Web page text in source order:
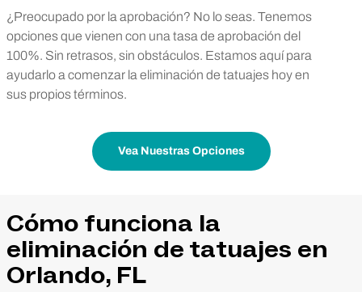
¿Preocupado por la aprobación? No lo seas. Tenemos
opciones que vienen con una tasa de aprobación del
100%. Sin retrasos, sin obstáculos. Estamos aquí para
ayudarlo a comenzar la eliminación de tatuajes hoy en
sus propios términos.
Vea Nuestras Opciones
Cómo funciona la
eliminación de tatuajes en
Orlando, FL